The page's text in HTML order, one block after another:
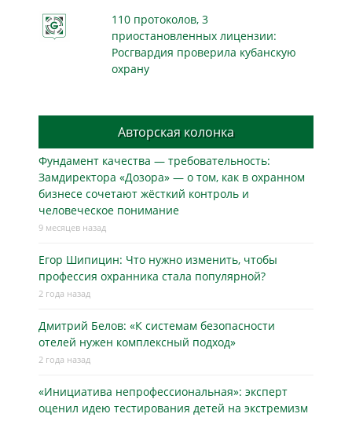
110 протоколов, 3
приостановленных лицензии:
Росгвардия проверила кубанскую
охрану
Авторская колонка
Фундамент качества — требовательность:
Замдиректора «Дозора» — о том, как в охранном
бизнесe сочетают жёсткий контроль и
человеческое понимание
9 месяцев назад
Егор Шипицин: Что нужно изменить, чтобы
профессия охранника стала популярной?
2 года назад
Дмитрий Белов: «К системам безопасности
отелей нужен комплексный подход»
2 года назад
«Инициатива непрофессиональная»: эксперт
оценил идею тестирования детей на экстремизм